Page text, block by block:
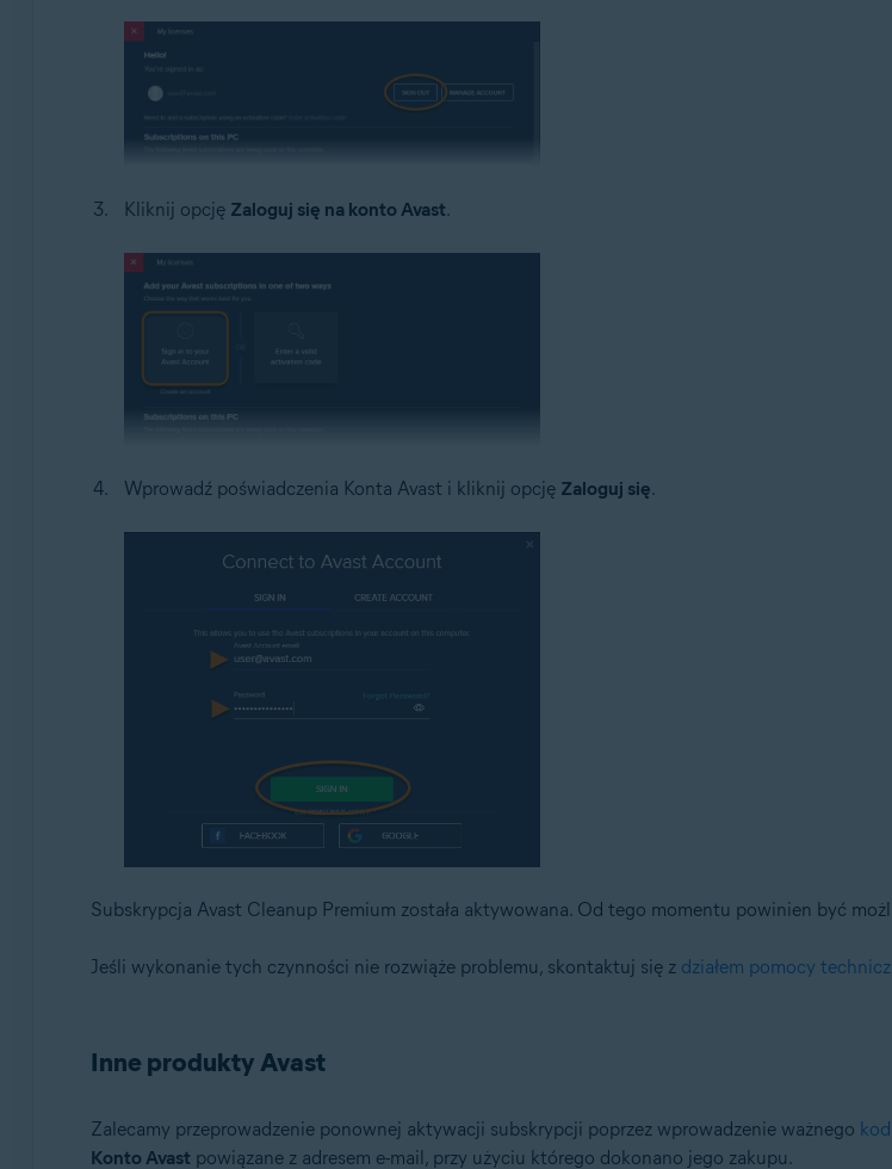
Kliknij opcję Zaloguj się na konto Avast.
Wprowadź poświadczenia Konta Avast i kliknij opcję Zaloguj się.
Subskrypcja Avast Cleanup Premium została aktywowana. Od tego momentu powinien być
Jeśli wykonanie tych czynności nie rozwiąże problemu, skontaktuj się z działem pomocy
Inne produkty Avast
Zalecamy przeprowadzenie ponownej aktywacji subskrypcji poprzez wprowadzenie ważnego
Konto Avast powiązane z adresem e-mail, przy użyciu którego dokonano jego zakupu.